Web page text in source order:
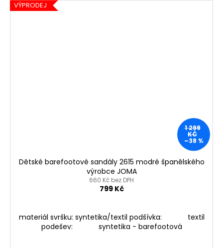
VÝPRODEJ
1 299
KČ
–38 %
Dětské barefootové sandály 2615 modré španělského
výrobce JOMA
660 Kč bez DPH
799 Kč
materiál svršku: syntetika/textil podšívka: textil
podešev: syntetika - barefootová